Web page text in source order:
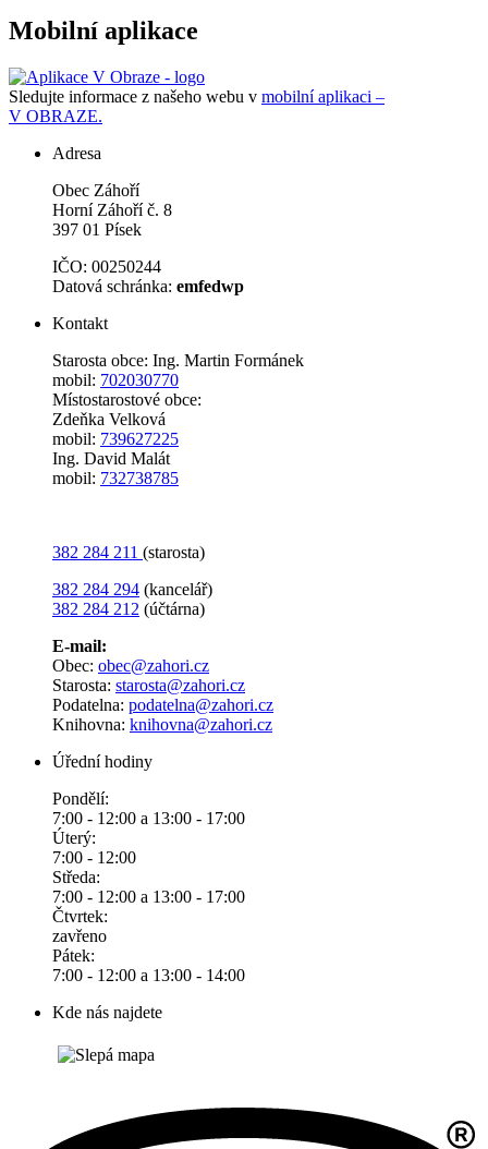
Mobilní aplikace
Sledujte informace z našeho webu v mobilní aplikaci –
V OBRAZE.
Adresa
Obec Záhoří
Horní Záhoří č. 8
397 01 Písek
IČO: 00250244
Datová schránka: emfedwp
Kontakt
Starosta obce: Ing. Martin Formánek
mobil: 702030770
Místostarostové obce:
Zdeňka Velková
mobil: 739627225
Ing. David Malát
mobil: 732738785
382 284 211 (starosta)
382 284 294 (kancelář)
382 284 212 (účtárna)
E-mail:
Obec: obec@zahori.cz
Starosta: starosta@zahori.cz
Podatelna: podatelna@zahori.cz
Knihovna: knihovna@zahori.cz
Úřední hodiny
Pondělí:
7:00 - 12:00 a 13:00 - 17:00
Úterý:
7:00 - 12:00
Středa:
7:00 - 12:00 a 13:00 - 17:00
Čtvrtek:
zavřeno
Pátek:
7:00 - 12:00 a 13:00 - 14:00
Kde nás najdete